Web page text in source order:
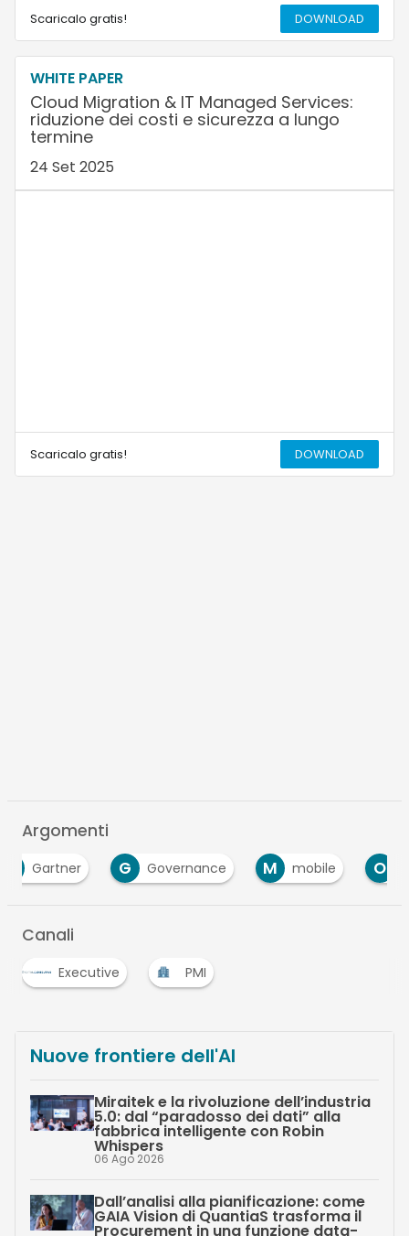
Scaricalo gratis! DOWNLOAD
WHITE PAPER
Cloud Migration & IT Managed Services:
riduzione dei costi e sicurezza a lungo
termine
24 Set 2025
Scaricalo gratis! DOWNLOAD
Argomenti
G
Governance M mobile O operations
Canali
Executive PMI
Nuove frontiere dell'AI
Miraitek e la rivoluzione dell’industria
5.0: dal “paradosso dei dati” alla
fabbrica intelligente con Robin
Whispers
06 Ago 2026
Dall’analisi alla pianificazione: come
GAIA Vision di QuantiaS trasforma il
Procurement in una funzione data-